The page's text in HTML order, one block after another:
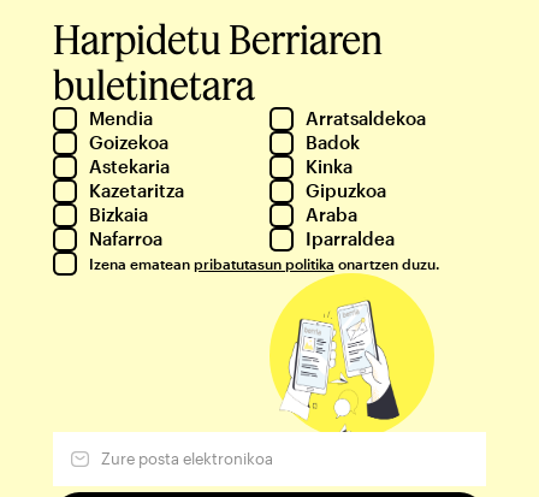
Harpidetu Berriaren
buletinetara
Mendia
Arratsaldekoa
Goizekoa
Badok
Astekaria
Kinka
Kazetaritza
Gipuzkoa
Bizkaia
Araba
Nafarroa
Iparraldea
Izena ematean pribatutasun politika onartzen duzu.